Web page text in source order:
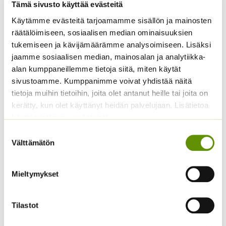
Tämä sivusto käyttää evästeitä
Käytämme evästeitä tarjoamamme sisällön ja mainosten
räätälöimiseen, sosiaalisen median ominaisuuksien
tukemiseen ja kävijämäärämme analysoimiseen. Lisäksi
jaamme sosiaalisen median, mainosalan ja analytiikka-
alan kumppaneillemme tietoja siitä, miten käytät
sivustoamme. Kumppanimme voivat yhdistää näitä
tietoja muihin tietoihin, joita olet antanut heille tai joita on
kerätty, kun olet käyttänyt heidän palvelujaan. Lisätietoa
käyttämistämme evästeistä
valinta
Välttämätön
Mieltymykset
Tilastot
Kasvihuonekurkku
Burpless Tasty Green
F1 (20 s.)
5,90€ Sisältää arvonlisäveron
Tomaatti Goldene
Königin annos, 1 g, tai 5
g.
ALE!
€
2,49 €
-
16,90 €